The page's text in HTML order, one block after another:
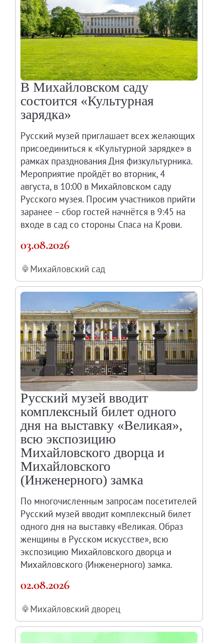
Живопись второй половины XIX века -
Скульптура XVIII – начала XX вв.
Скульптура XX – XXI вв.
Нумизматика
Гравюра
Рисунок
Декоративно-прикладное искусство
Народное искусство
Архив изображений
Современная фотография
Дар Петера и Ирене Людвиг
Образование и наука
Молодёжный совет
Каталоги и альбомы
Научные каталоги собрания
Научные сборники
Ежегодные отчеты
Служба регионального развития Русского
Лекции и абонементы
Лекторий
Лекции
Абонементы
Реставрация
Открытая реставрация шедевров Григория
Детям
События
Искусство и технологии
Онлайн-курсы «Лифт в будущее»
Современная наука и границы синтеза
Виртуальные коллекции
Виртуальные 3D туры по выставкам
В Михайловском саду
состоится «Культурная
зарядка»
Русский музей приглашает всех желающих
присоединиться к «Культурной зарядке» в
рамках празднования Дня физкультурника.
Мероприятие пройдёт во вторник, 4
августа, в 10:00 в Михайловском саду
Русского музея. Просим участников прийти
заранее – сбор гостей начнётся в 9:45 на
входе в сад со стороны Спаса на Крови.
03.08.2026
Михайловский сад
Русский музей вводит
комплексный билет одного
дня на выставку «Великая»,
всю экспозицию
Михайловского дворца и
Михайловского
(Инженерного) замка
По многочисленным запросам посетителей
Русский музей вводит комплексный билет
одного дня на выставку «Великая. Образ
женщины в Русском искусстве», всю
экспозицию Михайловского дворца и
Михайловского (Инженерного) замка.
02.08.2026
Михайловский дворец